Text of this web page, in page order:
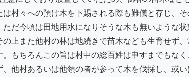
村々への預け木を下賜される際も難儀と存じ、
だ今頃は田地用水になりそうな木も無いような
上また他村の林は地続きで苗木なども生育せず
もちろんこの旨は村中の総百姓は申すまでもな
他村あるいは他領の者が参って木を伐採し、或